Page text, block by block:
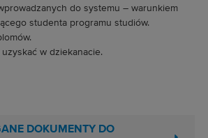
do systemu – warunkiem
studenta programu studiów.
w dziekanacie.
DOKUMENTY DO